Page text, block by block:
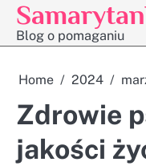
Skip
content
Blog o pomaganiu
Home 2024
Zdrowie
jakości